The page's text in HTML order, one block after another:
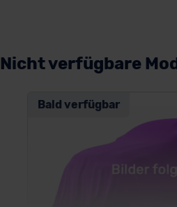
Nicht verfügbare
Bald verfügbar